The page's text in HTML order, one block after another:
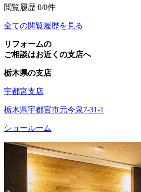
閲覧履歴 0/0件
全ての閲覧履歴を見る
リフォームの
ご相談はお近くの支店へ
栃木県の支店
宇都宮支店
栃木県宇都宮市元今泉7-31-1
ショールーム